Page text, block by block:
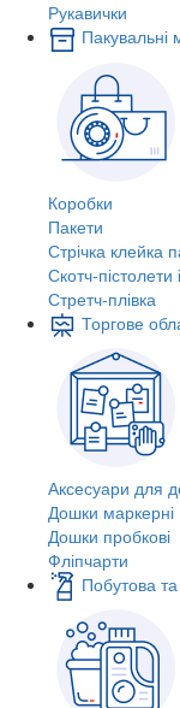
Рукавички
Пакувальні
Коробки
Пакети
Стрічка клейка
Скотч-пістолети
Стретч-плівка
Торгове
Аксесуари для
Дошки маркерні
Дошки пробкові
Фліпчарти
Побутова